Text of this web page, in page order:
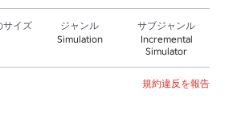
サイズ
ジャンル
Simulation
サブジャンル
Incremental
Simulator
規約違反を報告